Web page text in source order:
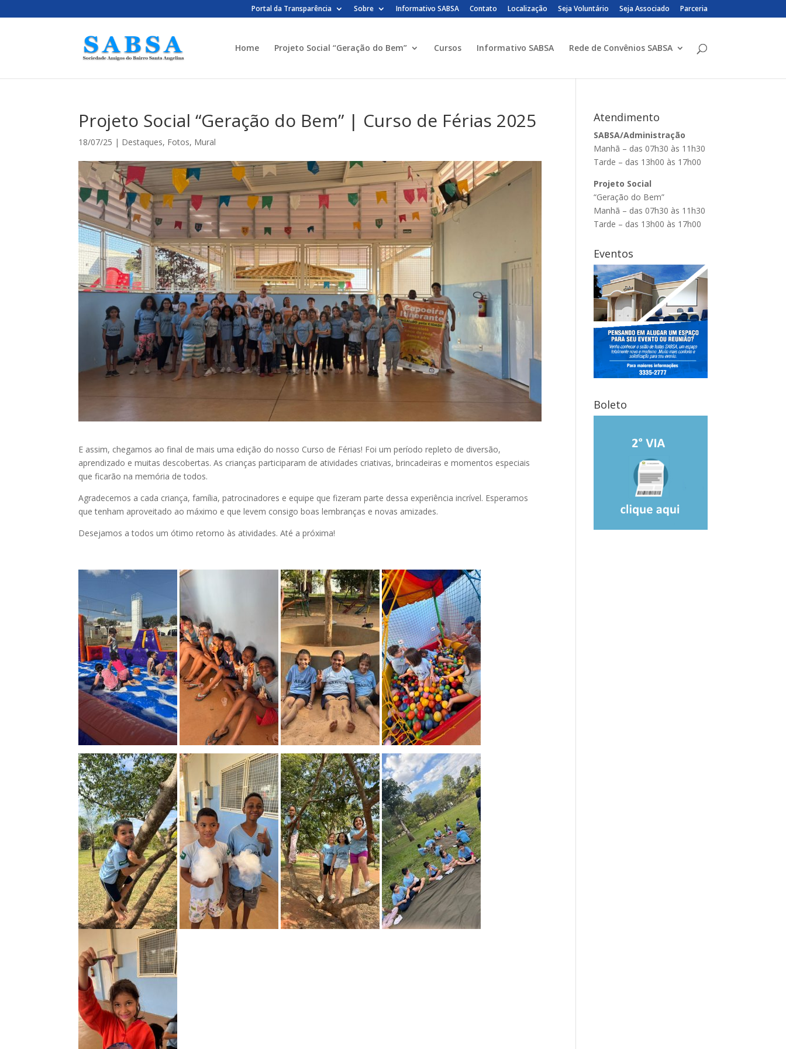
Portal da Transparência Sobre Informativo SABSA Contato Localização Seja Voluntário Seja Associado Parceria
Home Projeto Social “Geração do Bem” Cursos Informativo SABSA Rede de Convênios SABSA
Projeto Social “Geração do Bem” | Curso de Férias 2025
18/07/25 | Destaques, Fotos, Mural
E assim, chegamos ao final de mais uma edição do nosso Curso de Férias! Foi um período repleto de diversão,
aprendizado e muitas descobertas. As crianças participaram de atividades criativas, brincadeiras e momentos especiais
que ficarão na memória de todos.
Agradecemos a cada criança, família, patrocinadores e equipe que fizeram parte dessa experiência incrível. Esperamos
que tenham aproveitado ao máximo e que levem consigo boas lembranças e novas amizades.
Desejamos a todos um ótimo retorno às atividades. Até a próxima!
Atendimento
SABSA/Administração
Manhã – das 07h30 às 11h30
Tarde – das 13h00 às 17h00
Projeto Social
“Geração do Bem”
Manhã – das 07h30 às 11h30
Tarde – das 13h00 às 17h00
Eventos
Boleto